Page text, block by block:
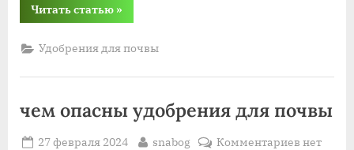
Читать статью“нитрат
кальция
почв”
»
Удобрения для почвы
чем опасны удобрения для почвы
Posted
27 февраля 2024 By
snabog Комментариевкнет